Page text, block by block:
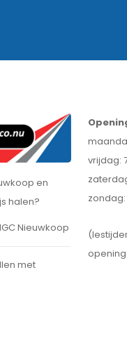
en
halen?
Nieuwkoop
met
vrijdag: